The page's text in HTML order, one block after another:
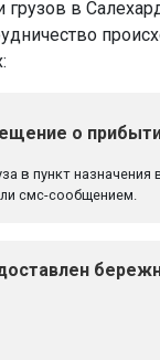
грузов в
о
в пункт
смс-сообщением.